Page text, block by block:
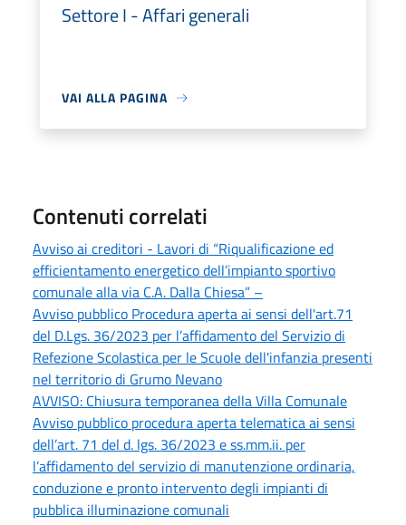
Settore I - Affari generali
VAI ALLA PAGINA
Contenuti correlati
Avviso ai creditori - Lavori di “Riqualificazione ed
efficientamento energetico dell’impianto sportivo
comunale alla via C.A. Dalla Chiesa” –
Avviso pubblico Procedura aperta ai sensi dell'art.71
del D.Lgs. 36/2023 per l’affidamento del Servizio di
Refezione Scolastica per le Scuole dell'infanzia presenti
nel territorio di Grumo Nevano
AVVISO: Chiusura temporanea della Villa Comunale
Avviso pubblico procedura aperta telematica ai sensi
dell’art. 71 del d. lgs. 36/2023 e ss.mm.ii. per
l’affidamento del servizio di manutenzione ordinaria,
conduzione e pronto intervento degli impianti di
pubblica illuminazione comunali